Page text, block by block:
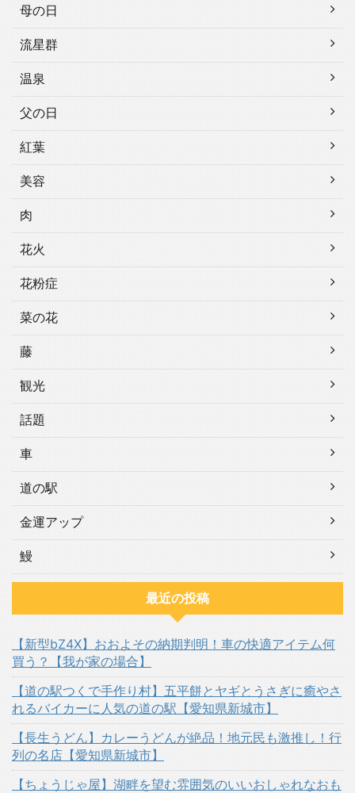
母の日
流星群
温泉
父の日
紅葉
美容
肉
花火
花粉症
菜の花
藤
観光
話題
車
道の駅
金運アップ
鰻
最近の投稿
【新型bZ4X】おおよその納期判明！車の快適アイテム何
買う？【我が家の場合】
【道の駅つくで手作り村】五平餅とヤギとうさぎに癒やさ
れるバイカーに人気の道の駅【愛知県新城市】
【長生うどん】カレーうどんが絶品！地元民も激推し！行
列の名店【愛知県新城市】
【ちょうじゃ屋】湖畔を望む雰囲気のいいおしゃれなおも